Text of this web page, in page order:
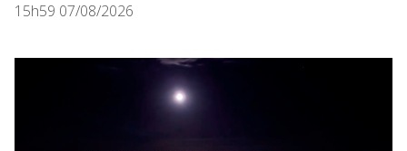
15h59 07/08/2026